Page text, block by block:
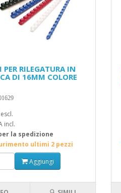
PER RILEGATURA IN
DI 16MM COLORE
incl.
la spedizione
ultimi 2 pezzi
Aggiungi